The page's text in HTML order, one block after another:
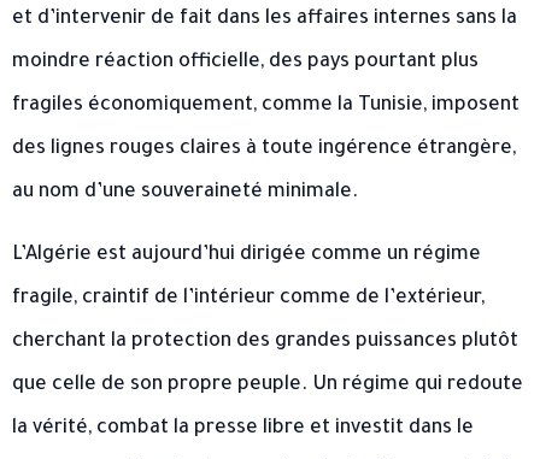
et d’intervenir de fait dans les affaires internes sans la
moindre réaction officielle, des pays pourtant plus
fragiles économiquement, comme la Tunisie, imposent
des lignes rouges claires à toute ingérence étrangère,
au nom d’une souveraineté minimale.
L’Algérie est aujourd’hui dirigée comme un régime
fragile, craintif de l’intérieur comme de l’extérieur,
cherchant la protection des grandes puissances plutôt
que celle de son propre peuple. Un régime qui redoute
la vérité, combat la presse libre et investit dans le